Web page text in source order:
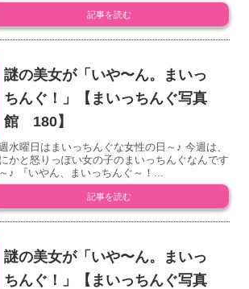
記事を読む
謎の美女が「いや〜ん。まいっ
ちんぐ！」【まいっちんぐ写真
館 180】
水曜日はまいっちんぐな女性の日～♪ 今週は、
かと怒りっぽい女の子のまいっちんぐなんです
♪ 『いやん、まいっちんぐ～！...
記事を読む
謎の美女が「いや〜ん。まいっ
ちんぐ！」【まいっちんぐ写真